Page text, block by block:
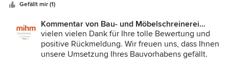
sympathische Mitarbeiter. Beste Qualität! Die Arbeit ist
anderes Unternehmen mehr beauftragen.
Gefällt mir (1)
Kommentar von Bau- und Möbelschreinerei
Mihm GmbH & Co.KG:
vielen vielen Dank für Ihre tolle Bewertung und
positive Rückmeldung. Wir freuen uns, dass Ihnen
unsere Umsetzung Ihres Bauvorhabens gefällt.